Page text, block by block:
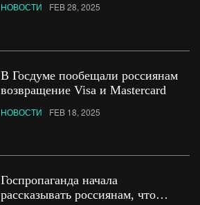
НОВОСТИ FEB 28, 2025
В Госдуме пообещали россиянам
возвращение Visa и Mastercard
НОВОСТИ FEB 18, 2025
Госпропаганда начала
рассказывать россиянам, что